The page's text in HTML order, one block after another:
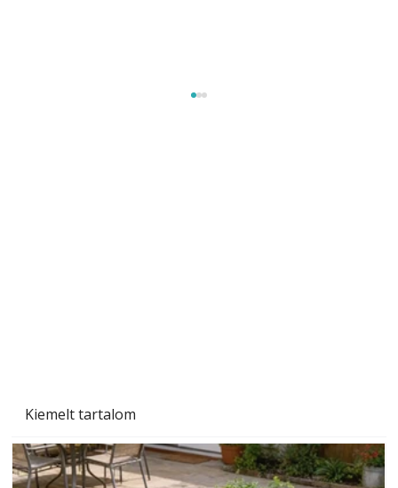
Kiemelt tartalom